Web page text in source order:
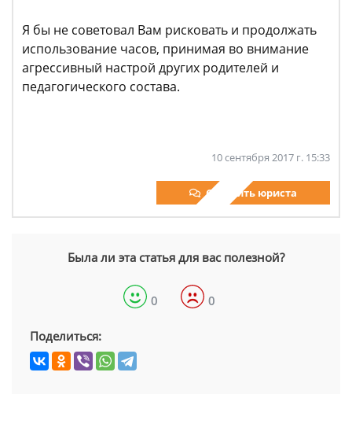
Я бы не советовал Вам рисковать и продолжать
использование часов, принимая во внимание
агрессивный настрой других родителей и
педагогического состава.
10 сентября 2017 г. 15:33
Спросить юриста
Была ли эта статья для вас полезной?
0 0
Поделиться: